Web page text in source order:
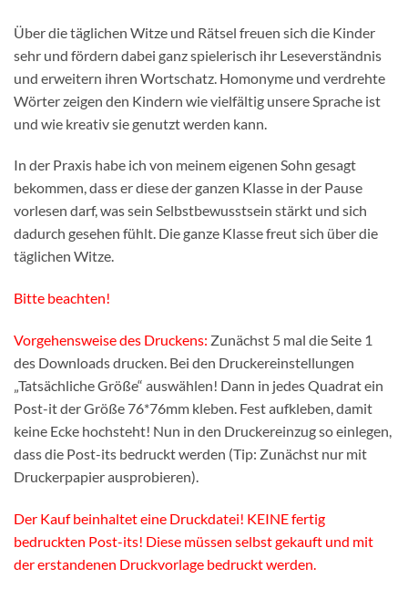
Über die täglichen Witze und Rätsel freuen sich die Kinder
sehr und fördern dabei ganz spielerisch ihr Leseverständnis
und erweitern ihren Wortschatz. Homonyme und verdrehte
Wörter zeigen den Kindern wie vielfältig unsere Sprache ist
und wie kreativ sie genutzt werden kann.
In der Praxis habe ich von meinem eigenen Sohn gesagt
bekommen, dass er diese der ganzen Klasse in der Pause
vorlesen darf, was sein Selbstbewusstsein stärkt und sich
dadurch gesehen fühlt. Die ganze Klasse freut sich über die
täglichen Witze.
Bitte beachten!
Vorgehensweise des Druckens: Zunächst 5 mal die Seite 1
des Downloads drucken. Bei den Druckereinstellungen
„Tatsächliche Größe“ auswählen! Dann in jedes Quadrat ein
Post-it der Größe 76*76mm kleben. Fest aufkleben, damit
keine Ecke hochsteht! Nun in den Druckereinzug so einlegen,
dass die Post-its bedruckt werden (Tip: Zunächst nur mit
Druckerpapier ausprobieren).
Der Kauf beinhaltet eine Druckdatei! KEINE fertig
bedruckten Post-its! Diese müssen selbst gekauft und mit
der erstandenen Druckvorlage bedruckt werden.